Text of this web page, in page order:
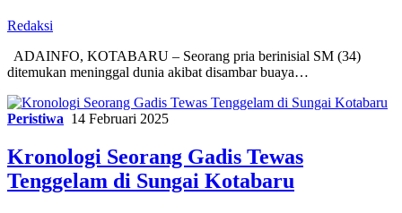
Redaksi
ADAINFO, KOTABARU – Seorang pria berinisial SM (34)
ditemukan meninggal dunia akibat disambar buaya…
Peristiwa 14 Februari 2025
Kronologi Seorang Gadis Tewas
Tenggelam di Sungai Kotabaru